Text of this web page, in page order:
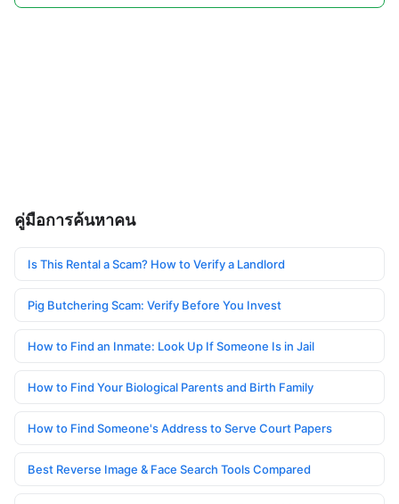
คู่มือการค้นหาคน
Is This Rental a Scam? How to Verify a Landlord
Pig Butchering Scam: Verify Before You Invest
How to Find an Inmate: Look Up If Someone Is in Jail
How to Find Your Biological Parents and Birth Family
How to Find Someone's Address to Serve Court Papers
Best Reverse Image & Face Search Tools Compared